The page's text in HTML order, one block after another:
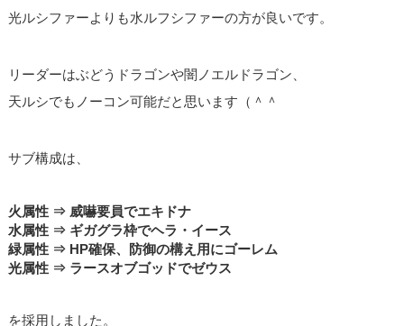
光ルシファーよりも水ルフシファーの方が良いです。
リーダーはぶどうドラゴンや闇ノエルドラゴン、
天ルシでもノーコン可能だと思います（＾＾
サブ構成は、
火属性 ⇒ 威嚇要員でエキドナ
水属性 ⇒ ギガグラ枠でヘラ・イース
緑属性 ⇒ HP確保、防御の構え用にゴーレム
光属性 ⇒ ラースオブゴッドでゼウス
を採用しました。